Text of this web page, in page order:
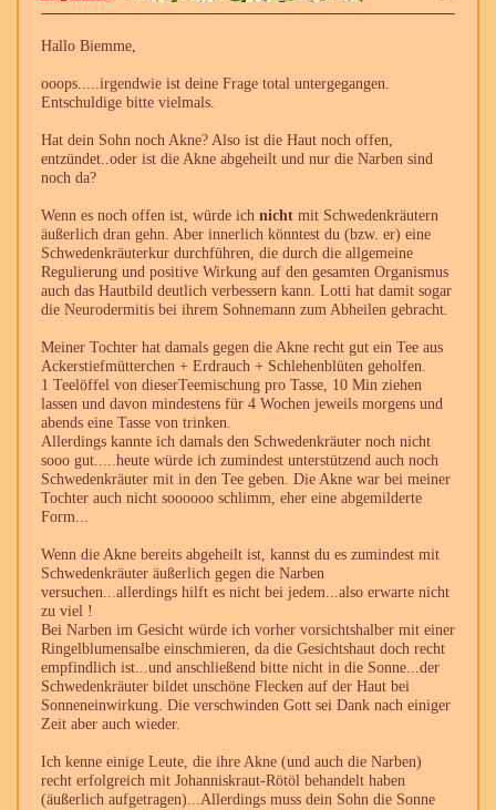
Hallo Biemme,
ooops.....irgendwie ist deine Frage total untergegangen.
Entschuldige bitte vielmals.
Hat dein Sohn noch Akne? Also ist die Haut noch offen,
entzündet..oder ist die Akne abgeheilt und nur die Narben sind
noch da?
Wenn es noch offen ist, würde ich nicht mit Schwedenkräutern
äußerlich dran gehn. Aber innerlich könntest du (bzw. er) eine
Schwedenkräuterkur durchführen, die durch die allgemeine
Regulierung und positive Wirkung auf den gesamten Organismus
auch das Hautbild deutlich verbessern kann. Lotti hat damit sogar
die Neurodermitis bei ihrem Sohnemann zum Abheilen gebracht.
Meiner Tochter hat damals gegen die Akne recht gut ein Tee aus
Ackerstiefmütterchen + Erdrauch + Schlehenblüten geholfen.
1 Teelöffel von dieserTeemischung pro Tasse, 10 Min ziehen
lassen und davon mindestens für 4 Wochen jeweils morgens und
abends eine Tasse von trinken.
Allerdings kannte ich damals den Schwedenkräuter noch nicht
sooo gut.....heute würde ich zumindest unterstützend auch noch
Schwedenkräuter mit in den Tee geben. Die Akne war bei meiner
Tochter auch nicht soooooo schlimm, eher eine abgemilderte
Form...
Wenn die Akne bereits abgeheilt ist, kannst du es zumindest mit
Schwedenkräuter äußerlich gegen die Narben
versuchen...allerdings hilft es nicht bei jedem...also erwarte nicht
zu viel !
Bei Narben im Gesicht würde ich vorher vorsichtshalber mit einer
Ringelblumensalbe einschmieren, da die Gesichtshaut doch recht
empfindlich ist...und anschließend bitte nicht in die Sonne...der
Schwedenkräuter bildet unschöne Flecken auf der Haut bei
Sonneneinwirkung. Die verschwinden Gott sei Dank nach einiger
Zeit aber auch wieder.
Ich kenne einige Leute, die ihre Akne (und auch die Narben)
recht erfolgreich mit Johanniskraut-Rötöl behandelt haben
(äußerlich aufgetragen)...Allerdings muss dein Sohn die Sonne